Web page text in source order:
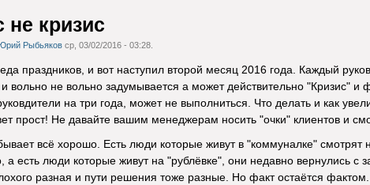
не кризис
Юрий Рыбьяковср, 03/02/2016 - 03:28.
праздников, и вот наступил второй месяц 2016 года. Каждый
и вольно не вольно задумывается а может действительно "Кризис"
на три года, может не выполниться. Что делать и как
прост! Не давайте вашим менеджерам носить "очки" клиентов и
всё хорошо. Есть люди которые живут в "коммуналке" смотрят
а есть люди которые живут на "рублёвке", они недавно вернулись с
разная и пути решения тоже разные. Но факт остаётся фактом.